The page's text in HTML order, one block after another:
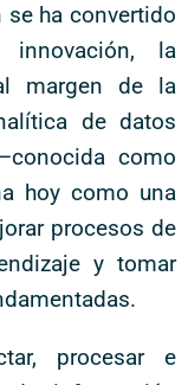
ha convertido
la
margen de la
de datos
como
hoy como una
procesos de
y tomar
procesar e